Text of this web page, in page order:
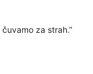
za strah.”